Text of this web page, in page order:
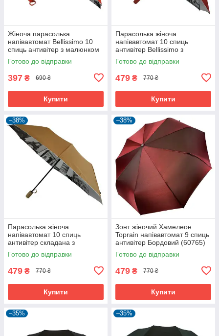
Жіноча парасолька
напівавтомат Bellissimo 10
спиць антивітер з малюнком
всередині Червоний (5340)
Готово до відправки
397 ₴ 690 ₴
Купити
Парасолька жіноча
напівавтомат 10 спиць
антивітер Bellissimo з
малюнком всередині
Бордовий (5342)
Готово до відправки
479 ₴ 770 ₴
Купити
–38%
Парасолька жіноча
напівавтомат 10 спиць
антивітер складана з
малюнком всередині
Bellissimo Бежевий (5344)
Готово до відправки
479 ₴ 770 ₴
Купити
–38%
Зонт жіночий Хамелеон
Toprain напівавтомат 9 спиць
антивітер Бордовий (60765)
Готово до відправки
479 ₴ 770 ₴
Купити
–35% –35%